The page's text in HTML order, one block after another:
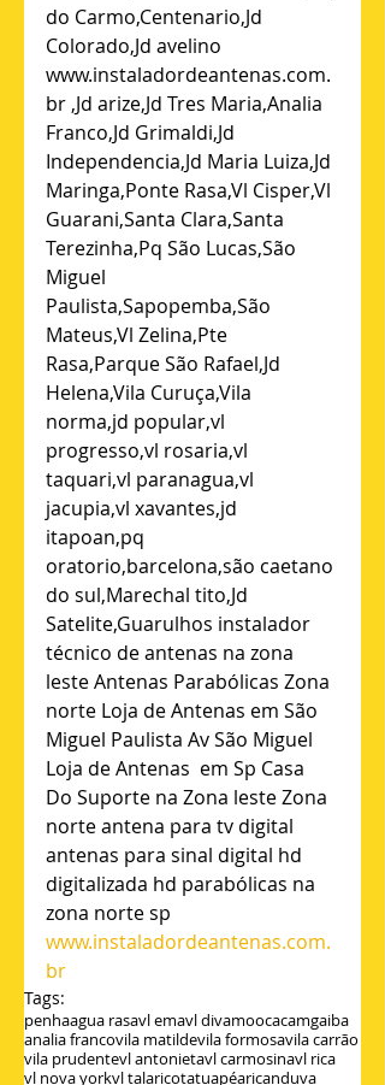
do Carmo,Centenario,Jd
Colorado,Jd avelino
www.instaladordeantenas.com.
br ,Jd arize,Jd Tres Maria,Analia
Franco,Jd Grimaldi,Jd
Independencia,Jd Maria Luiza,Jd
Maringa,Ponte Rasa,Vl Cisper,Vl
Guarani,Santa Clara,Santa
Terezinha,Pq São Lucas,São
Miguel
Paulista,Sapopemba,São
Mateus,Vl Zelina,Pte
Rasa,Parque São Rafael,Jd
Helena,Vila Curuça,Vila
norma,jd popular,vl
progresso,vl rosaria,vl
taquari,vl paranagua,vl
jacupia,vl xavantes,jd
itapoan,pq
oratorio,barcelona,são caetano
do sul,Marechal tito,Jd
Satelite,Guarulhos instalador
técnico de antenas na zona
leste Antenas Parabólicas Zona
norte Loja de Antenas em São
Miguel Paulista Av São Miguel
Loja de Antenas  em Sp Casa
Do Suporte na Zona leste Zona
norte antena para tv digital
antenas para sinal digital hd
digitalizada hd parabólicas na
zona norte sp
www.instaladordeantenas.com.
br
Tags:
penhaagua rasavl emavl divamoocacamgaiba
analia francovila matildevila formosavila carrão
vila prudentevl antonietavl carmosinavl rica
vl nova yorkvl talaricotatuapéaricanduva